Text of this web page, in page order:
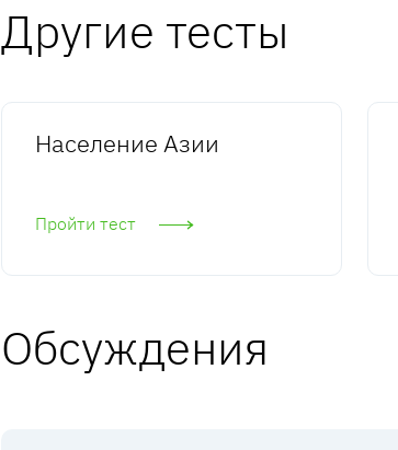
Другие тесты
Население Азии
Пройти тест
Обсуждения